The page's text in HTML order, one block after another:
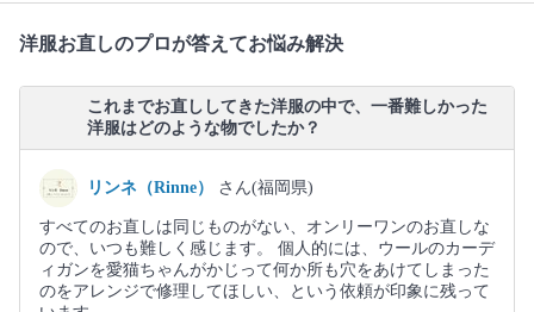
洋服お直しのプロが答えてお悩み解決
これまでお直ししてきた洋服の中で、一番難しかった
洋服はどのような物でしたか？
リンネ（Rinne） さん(福岡県)
すべてのお直しは同じものがない、オンリーワンのお直しな
ので、いつも難しく感じます。 個人的には、ウールのカーデ
ィガンを愛猫ちゃんがかじって何か所も穴をあけてしまった
のをアレンジで修理してほしい、という依頼が印象に残って